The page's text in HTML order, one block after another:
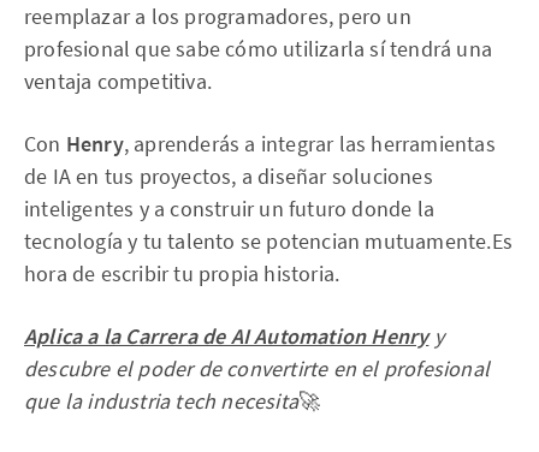
reemplazar a los programadores, pero un
profesional que sabe cómo utilizarla sí tendrá una
ventaja competitiva.
Con Henry, aprenderás a integrar las herramientas
de IA en tus proyectos, a diseñar soluciones
inteligentes y a construir un futuro donde la
tecnología y tu talento se potencian mutuamente.Es
hora de escribir tu propia historia.
Aplica a la Carrera de AI Automation Henryy
descubre el poder de convertirte en el profesional
que la industria tech necesita🚀